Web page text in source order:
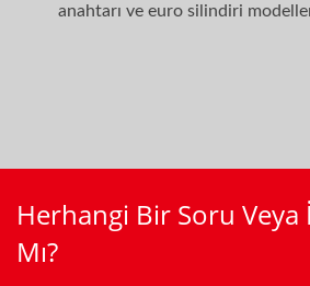
anahtarı ve euro silindiri
Herhangi Bir Soru Veya
Mı?